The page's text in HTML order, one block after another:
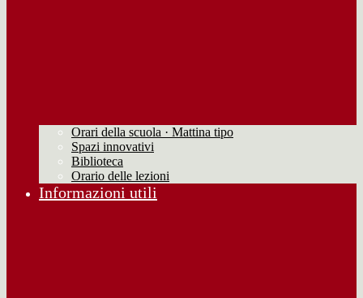
Orari della scuola · Mattina tipo
Spazi innovativi
Biblioteca
Orario delle lezioni
Informazioni utili